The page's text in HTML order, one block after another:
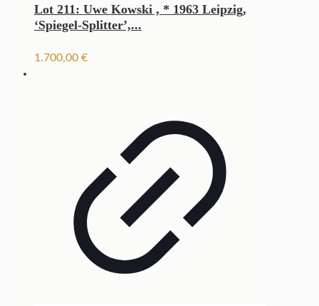
Lot 211: Uwe Kowski , * 1963 Leipzig,
‘Spiegel-Splitter’,...
1.700,00 €